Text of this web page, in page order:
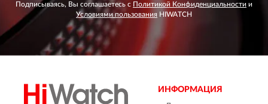
Подписываясь, Вы соглашаетесь с Политикой Конфиденциальности и
Условиями пользования HIWATCH
ИНФОРМАЦИЯ